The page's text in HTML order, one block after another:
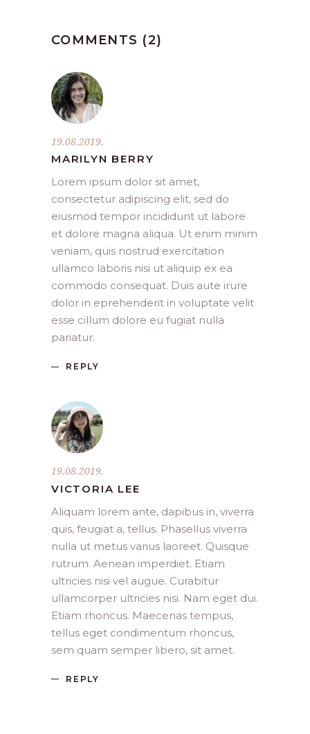
COMMENTS (2)
19.08.2019.
MARILYN BERRY
Lorem ipsum dolor sit amet,
consectetur adipiscing elit, sed do
eiusmod tempor incididunt ut labore
et dolore magna aliqua. Ut enim minim
veniam, quis nostrud exercitation
ullamco laboris nisi ut aliquip ex ea
commodo consequat. Duis aute irure
dolor in eprehenderit in voluptate velit
esse cillum dolore eu fugiat nulla
pariatur.
REPLY
19.08.2019.
VICTORIA LEE
Aliquam lorem ante, dapibus in, viverra
quis, feugiat a, tellus. Phasellus viverra
nulla ut metus varius laoreet. Quisque
rutrum. Aenean imperdiet. Etiam
ultricies nisi vel augue. Curabitur
ullamcorper ultricies nisi. Nam eget dui.
Etiam rhoncus. Maecenas tempus,
tellus eget condimentum rhoncus,
sem quam semper libero, sit amet.
REPLY